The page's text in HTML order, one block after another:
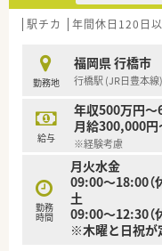
【法人特徴について】
ている地元密着型の
■薬剤師である30
意見を尊重する風
■全店舗で在宅医
への支援も惜しま
【求人情報について】
■調剤経験が1年以
高水準の給与体系
■ご経験や能力を
示が可能な求人と
■年に2回の賞与や
駅チカ 年間休日120日
勤務地
福岡県 行橋市
行橋駅 (JR日豊本
給与
年収500万円～
月給300,000
※経験考慮
勤務
時間
月火水金
09:00～18:00（
土
09:00～12:30（
※木曜と日祝が